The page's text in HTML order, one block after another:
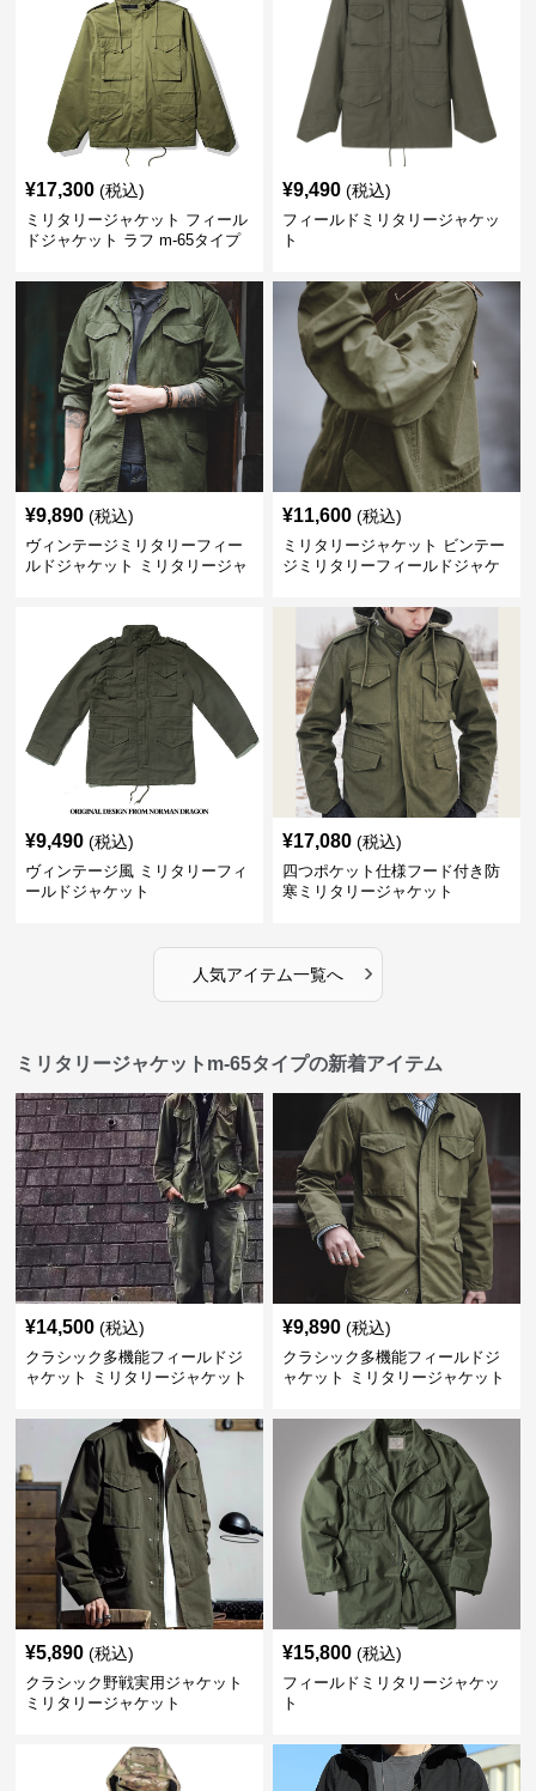
¥17,300 (税込)
ミリタリージャケット フィール
ドジャケット ラフ m-65タイプ
¥9,490 (税込)
フィールドミリタリージャケッ
ト
¥9,890 (税込)
ヴィンテージミリタリーフィー
ルドジャケット ミリタリージャ
¥11,600 (税込)
ミリタリージャケット ビンテー
ジミリタリーフィールドジャケ
¥9,490 (税込)
ヴィンテージ風 ミリタリーフィ
ールドジャケット
¥17,080 (税込)
四つポケット仕様フード付き防
寒ミリタリージャケット
人気アイテム一覧へ ›
ミリタリージャケットm-65タイプの新着アイテム
¥14,500 (税込)
クラシック多機能フィールドジ
ャケット ミリタリージャケット
¥9,890 (税込)
クラシック多機能フィールドジ
ャケット ミリタリージャケット
¥5,890 (税込)
クラシック野戦実用ジャケット
ミリタリージャケット
¥15,800 (税込)
フィールドミリタリージャケッ
ト